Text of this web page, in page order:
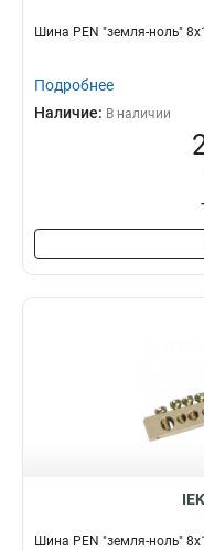
Шина PEN "земля-ноль"
Подробнее
Наличие: В наличии
Шина PEN "земля-ноль"